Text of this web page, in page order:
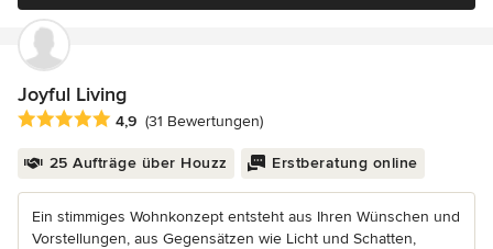
Joyful Living
Durchschnittliche Bewertung: 4.9 von 5 Sternen
4,9 (31 Bewertungen)
25 Aufträge über Houzz Erstberatung online
Ein stimmiges Wohnkonzept entsteht aus Ihren Wünschen und
Vorstellungen, aus Gegensätzen wie Licht und Schatten,